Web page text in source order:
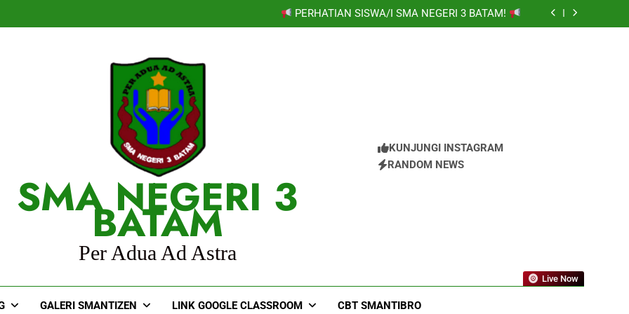
SOSIALISASI MPLS UNTUK ORANG TUA MURID KELAS X
PEMBEKALAN MPLS (Masa Pengenalan Lingkungan Sekolah)
SMA NEGERI 3
BATAM
Per Adua Ad Astra
KUNJUNGI INSTAGRAM
RANDOM NEWS
Live Now
GALERI SMANTIZEN LINK GOOGLE CLASSROOM CBT SMANTIBRO